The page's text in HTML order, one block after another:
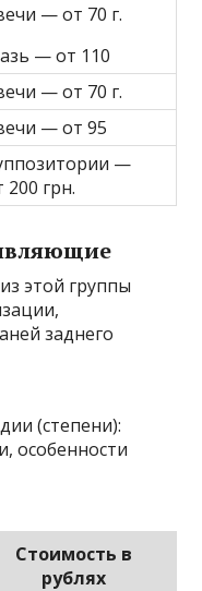
— от 70 г.
— от 110
— от 70 г.
— от 95
—
200 грн.
этой группы
заднего
Стоимость в
рублях